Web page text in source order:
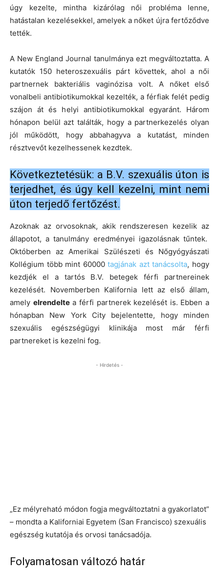
úgy kezelte, mintha kizárólag női probléma lenne,
hatástalan kezelésekkel, amelyek a nőket újra fertőződve
tették.
A New England Journal tanulmánya ezt megváltoztatta. A
kutatók 150 heteroszexuális párt követtek, ahol a női
partnernek bakteriális vaginózisa volt. A nőket első
vonalbeli antibiotikumokkal kezelték, a férfiak felét pedig
szájon át és helyi antibiotikumokkal egyaránt. Három
hónapon belül azt találták, hogy a partnerkezelés olyan
jól működött, hogy abbahagyva a kutatást, minden
résztvevőt kezelhessenek kezdtek.
Következtetésük: a B.V. szexuális úton is
terjedhet, és úgy kell kezelni, mint nemi
úton terjedő fertőzést.
Azoknak az orvosoknak, akik rendszeresen kezelik az
állapotot, a tanulmány eredményei igazolásnak tűntek.
Októberben az Amerikai Szülészeti és Nőgyógyászati
Kollégium több mint 60000tagjának azt tanácsolta, hogy
kezdjék el a tartós B.V. betegek férfi partnereinek
kezelését. Novemberben Kalifornia lett az első állam,
amely elrendeltea férfi partnerek kezelését is. Ebben a
hónapban New York City bejelentette, hogy minden
szexuális egészségügyi klinikája most már férfi
partnereket is kezelni fog.
- Hirdetés -
„Ez mélyreható módon fogja megváltoztatni a gyakorlatot”
– mondta a Kaliforniai Egyetem (San Francisco) szexuális
egészség kutatója és orvosi tanácsadója.
Folyamatosan változó határ